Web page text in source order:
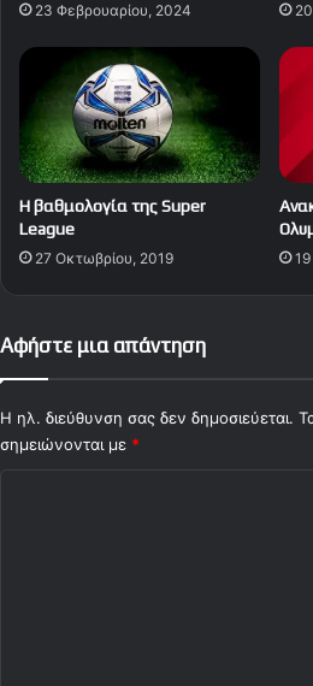
23 Φεβρουαρίου, 2024
Η βαθμολογία της Super
League
27 Οκτωβρίου, 2019
Αφήστε μια απάντηση
Η ηλ. διεύθυνση σας δεν δημοσιεύεται.
σημειώνονται με *